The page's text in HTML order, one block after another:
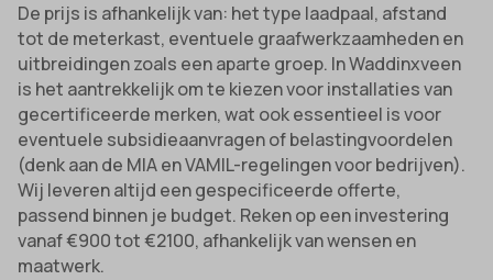
De prijs is afhankelijk van: het type laadpaal, afstand
tot de meterkast, eventuele graafwerkzaamheden en
uitbreidingen zoals een aparte groep. In Waddinxveen
is het aantrekkelijk om te kiezen voor installaties van
gecertificeerde merken, wat ook essentieel is voor
eventuele subsidieaanvragen of belastingvoordelen
(denk aan de MIA en VAMIL-regelingen voor bedrijven).
Wij leveren altijd een gespecificeerde offerte,
passend binnen je budget. Reken op een investering
vanaf €900 tot €2100, afhankelijk van wensen en
maatwerk.